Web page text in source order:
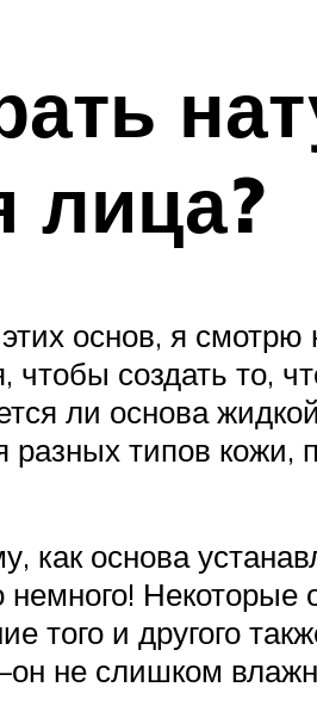
лица?
основ, я
чтобы создать то,
ли основа
типов кожи,
как основа
немного!
того и другого
не слишком